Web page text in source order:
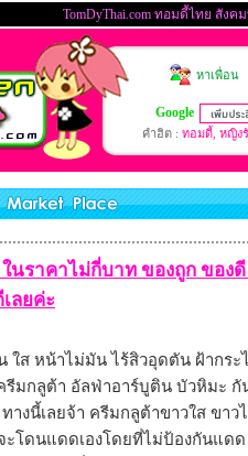
นราคาไม่กี่บาท ของถูก ของ
ลยค่ะ
ใส หน้าไม่มัน ไร้สิวอุดตัน ฝ้ากระ
รีมกลูต้า อัลฟ่าอาร์บูติน บัวหิมะ กั
างนี้เลยจ้า ครีมกลูต้าขาวใส ขาว
ะโดนแดดเองโดยที่ไม่ป้องกันแ